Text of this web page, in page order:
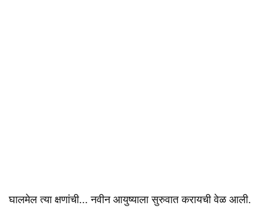
घालमेल त्या क्षणांची... नवीन आयुष्याला सुरुवात करायची वेळ आली.